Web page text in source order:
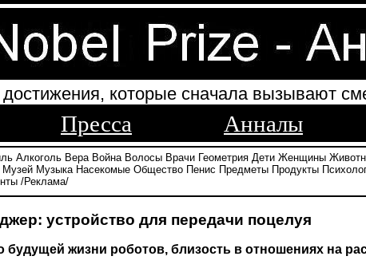
которые сначала вызывают
Пресса Анналы
Алкоголь Вера Война Волосы Врачи Геометрия Дети Женщины
Музей Музыка Насекомые Общество Пенис Предметы Продукты
/Реклама/
устройство для передачи поцелуя
будущей жизни роботов, близость в отношениях на